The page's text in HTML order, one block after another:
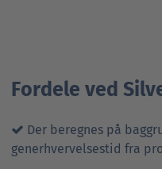
Fordele ved
Der beregnes på
generhvervelsestid fra